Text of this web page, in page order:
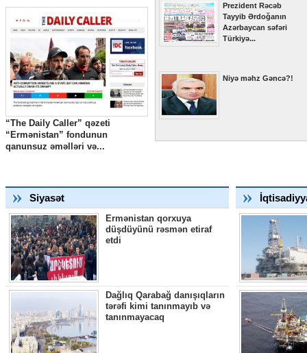
“The Daily Caller” qəzeti
“Ermənistan” fondunun
qanunsuz əməlləri və...
Prezident Rəcəb
Tayyib Ərdoğanın
Azərbaycan səfəri
Türkiyə...
Niyə məhz Gəncə?!
Siyasət
Ermənistan qorxuya
düşdüyünü rəsmən etiraf
etdi
Dağlıq Qarabağ danışıqların
tərəfi kimi tanınmayıb və
tanınmayacaq